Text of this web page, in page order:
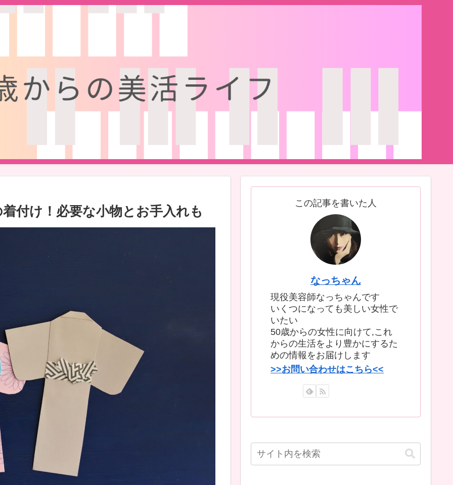
付け！必要な小物とお手入れも
この記事を書いた人
なっちゃん
現役美容師なっちゃんです
いくつになっても美しい女性で
いたい
50歳からの女性に向けて,これ
からの生活をより豊かにするた
めの情報をお届けします
>>お問い合わせはこちら<<